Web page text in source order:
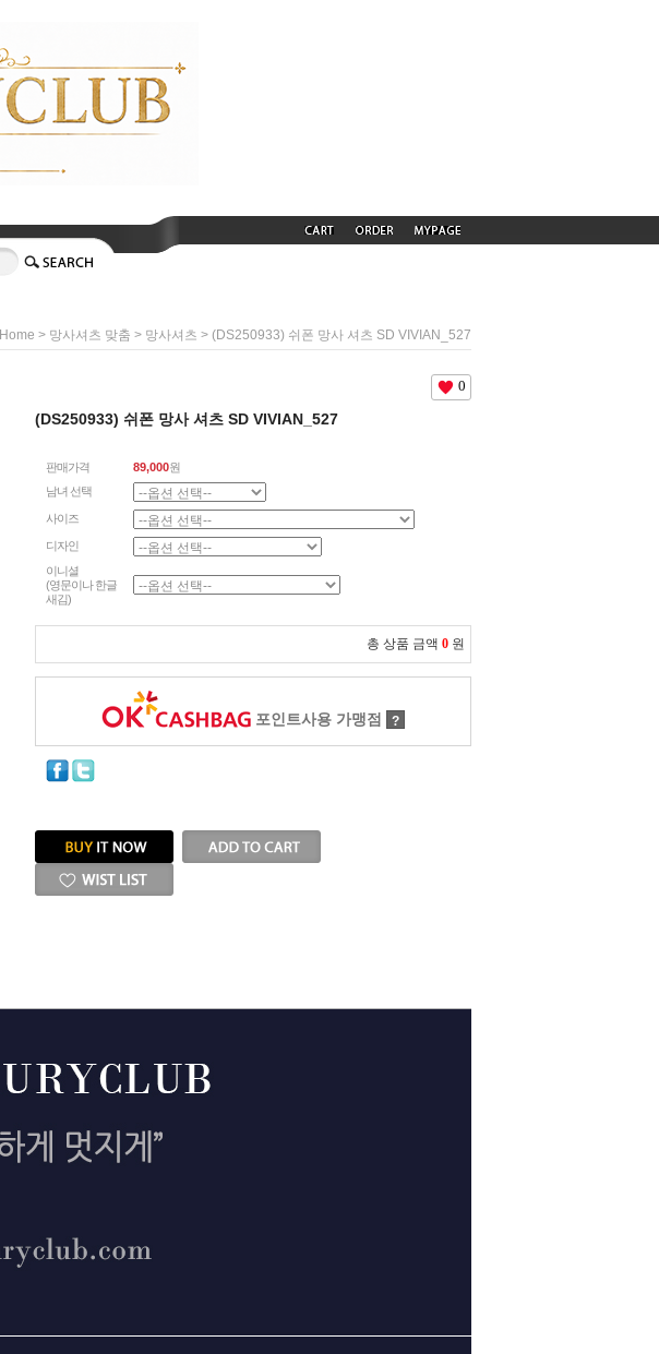
Home > 망사셔츠 맞춤 > 망사셔츠 > (DS250933) 쉬폰 망사 셔츠 SD VIVIAN_527
0
(DS250933) 쉬폰 망사 셔츠 SD VIVIAN_527
판매가격 89,000원
남녀 선택
사이즈
디자인
이니셜
(영문이나 한글
새김)
총 상품 금액 0 원
포인트사용 가맹점 ?